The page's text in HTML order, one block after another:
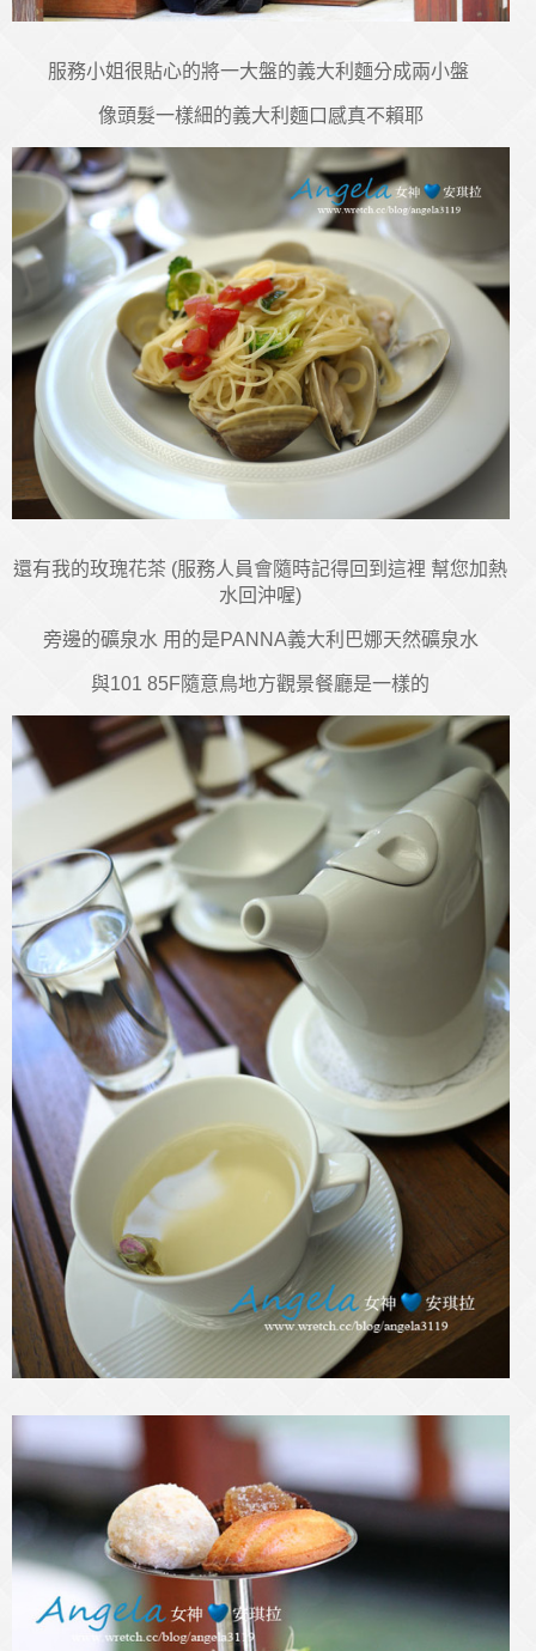
服務小姐很貼心的將一大盤的義大利麵分成兩小盤
像頭髮一樣細的義大利麵口感真不賴耶
還有我的玫瑰花茶 (服務人員會隨時記得回到這裡 幫您加熱
水回沖喔)
旁邊的礦泉水 用的是PANNA義大利巴娜天然礦泉水
與101 85F隨意鳥地方觀景餐廳是一樣的